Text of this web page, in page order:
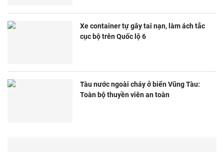
Xe container tự gây tai nạn, làm ách tắc
cục bộ trên Quốc lộ 6
Tàu nước ngoài cháy ở biển Vũng Tàu:
Toàn bộ thuyền viên an toàn